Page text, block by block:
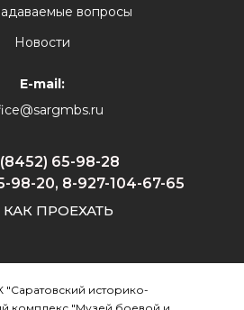
вопросы
Новости
E-mail:
65-98-28
98-20, 8-927-104-67-65
КАК ПРОЕХАТЬ
"Саратовский историко-